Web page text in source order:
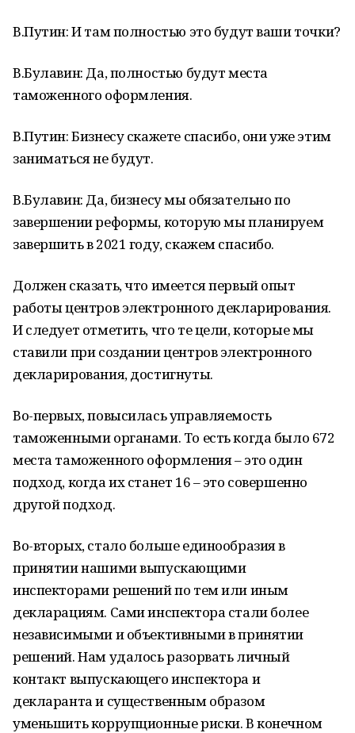
В.Путин: И там полностью это будут ваши точки?
В.Булавин: Да, полностью будут места
таможенного оформления.
В.Путин: Бизнесу скажете спасибо, они уже этим
заниматься не будут.
В.Булавин: Да, бизнесу мы обязательно по
завершении реформы, которую мы планируем
завершить в 2021 году, скажем спасибо.
Должен сказать, что имеется первый опыт
работы центров электронного декларирования.
И следует отметить, что те цели, которые мы
ставили при создании центров электронного
декларирования, достигнуты.
Во-первых, повысилась управляемость
таможенными органами. То есть когда было 672
места таможенного оформления – это один
подход, когда их станет 16 – это совершенно
другой подход.
Во-вторых, стало больше единообразия в
принятии нашими выпускающими
инспекторами решений по тем или иным
декларациям. Сами инспектора стали более
независимыми и объективными в принятии
решений. Нам удалось разорвать личный
контакт выпускающего инспектора и
декларанта и существенным образом
уменьшить коррупционные риски. В конечном